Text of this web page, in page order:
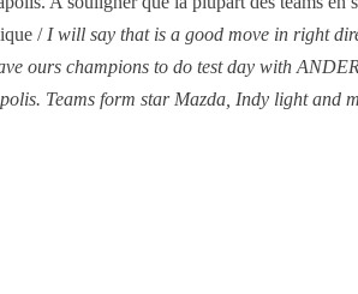
/I will say that is a good move in right
ours champions to do test day with
Teams form star Mazda, Indy light and